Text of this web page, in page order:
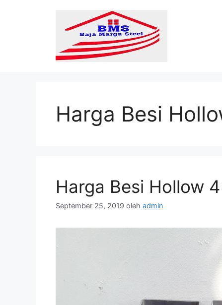
Harga Besi
Harga Besi Hollow
September 25, 2019 oleh admin